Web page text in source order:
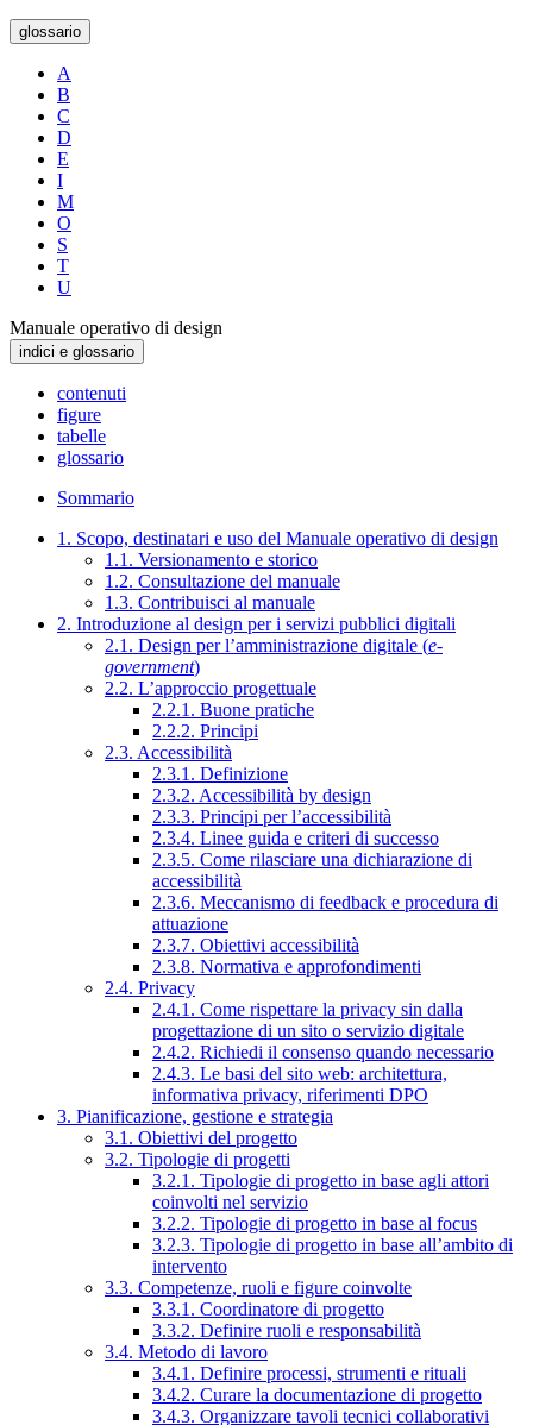
glossario
A
B
C
D
E
I
M
O
S
T
U
Manuale operativo di design
indici e glossario
contenuti
figure
tabelle
glossario
Sommario
1. Scopo, destinatari e uso del Manuale operativo di design
1.1. Versionamento e storico
1.2. Consultazione del manuale
1.3. Contribuisci al manuale
2. Introduzione al design per i servizi pubblici digitali
2.1. Design per l’amministrazione digitale (e-
government)
2.2. L’approccio progettuale
2.2.1. Buone pratiche
2.2.2. Principi
2.3. Accessibilità
2.3.1. Definizione
2.3.2. Accessibilità by design
2.3.3. Principi per l’accessibilità
2.3.4. Linee guida e criteri di successo
2.3.5. Come rilasciare una dichiarazione di
accessibilità
2.3.6. Meccanismo di feedback e procedura di
attuazione
2.3.7. Obiettivi accessibilità
2.3.8. Normativa e approfondimenti
2.4. Privacy
2.4.1. Come rispettare la privacy sin dalla
progettazione di un sito o servizio digitale
2.4.2. Richiedi il consenso quando necessario
2.4.3. Le basi del sito web: architettura,
informativa privacy, riferimenti DPO
3. Pianificazione, gestione e strategia
3.1. Obiettivi del progetto
3.2. Tipologie di progetti
3.2.1. Tipologie di progetto in base agli attori
coinvolti nel servizio
3.2.2. Tipologie di progetto in base al focus
3.2.3. Tipologie di progetto in base all’ambito di
intervento
3.3. Competenze, ruoli e figure coinvolte
3.3.1. Coordinatore di progetto
3.3.2. Definire ruoli e responsabilità
3.4. Metodo di lavoro
3.4.1. Definire processi, strumenti e rituali
3.4.2. Curare la documentazione di progetto
3.4.3. Organizzare tavoli tecnici collaborativi